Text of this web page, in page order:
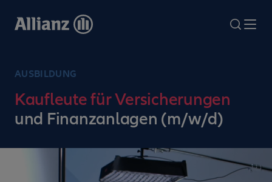
zum
search
AUSBILDUNG
Kaufleute für Versicherungen
und Finanzanlagen (m/w/d)